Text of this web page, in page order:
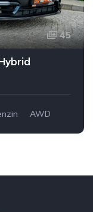
45
AWD